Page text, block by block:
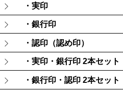
・実印
・銀行印
・認印（認め印）
・実印・銀行印 2本セット
・銀行印・認印 2本セット